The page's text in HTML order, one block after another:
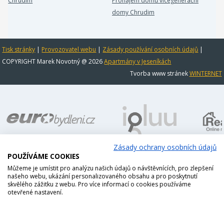
domy Chrudim
Tisk stránky | Provozovatel webu | Zásady používání osobních údajů |
COPYRIGHT Marek Novotný @ 2026Apartmány v Jeseníkách
Tvorba www stránekWINTERNET
Zásady ochrany osobních údajů
POUŽÍVÁME COOKIES
Můžeme je umístit pro analýzu našich údajů o návštěvnících, pro zlepšení
našeho webu, ukázání personalizovaného obsahu a pro poskytnutí
skvělého zážitku z webu. Pro více informací o cookies používáme
otevřené nastavení.